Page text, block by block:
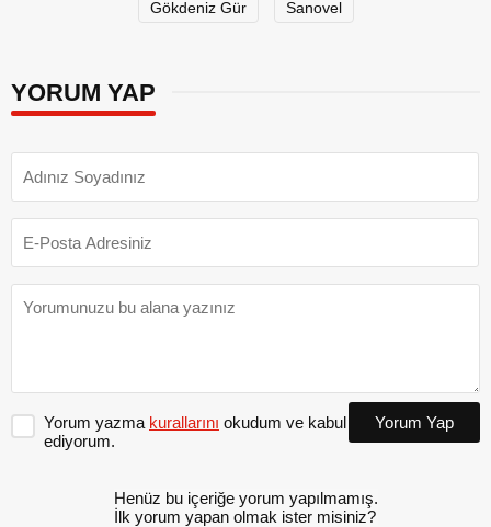
Gökdeniz Gür Sanovel
YORUM YAP
Yorum yazma kurallarını okudum ve kabul
ediyorum.
Yorum Yap
Henüz bu içeriğe yorum yapılmamış.
İlk yorum yapan olmak ister misiniz?